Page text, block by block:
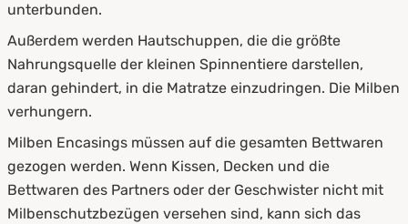
unterbunden.
Außerdem werden Hautschuppen, die die größte
Nahrungsquelle der kleinen Spinnentiere darstellen,
daran gehindert, in die Matratze einzudringen. Die Milben
verhungern.
Milben Encasings müssen auf die gesamten Bettwaren
gezogen werden. Wenn Kissen, Decken und die
Bettwaren des Partners oder der Geschwister nicht mit
Milbenschutzbezügen versehen sind, kann sich das